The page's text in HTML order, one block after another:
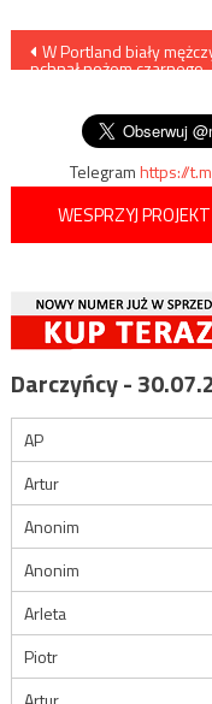
Nawigacja
W Portland biały
pchnął nożem czarnego,
Telegramhttps://
WESPRZYJ
Darczyńcy -
AP
Artur
Anonim
Anonim
Arleta
Piotr